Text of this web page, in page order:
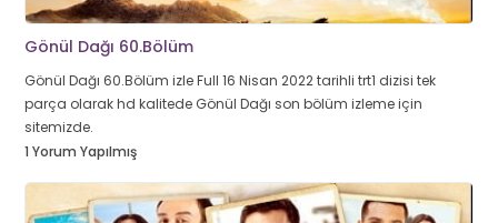
Gönül Dağı 60.Bölüm
Gönül Dağı 60.Bölüm izle Full 16 Nisan 2022 tarihli trt1 dizisi tek
parça olarak hd kalitede Gönül Dağı son bölüm izleme için
sitemizde.
1 Yorum Yapılmış